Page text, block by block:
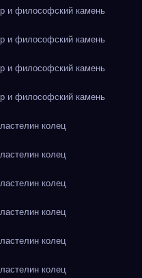
и философский камень
и философский камень
и философский камень
и философский камень
колец
колец
колец
колец
колец
колец